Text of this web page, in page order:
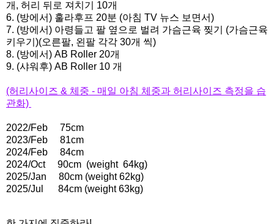
개, 허리 뒤로 져치기 10개
6. (방에서) 훌라후프 20분 (아침 TV 뉴스 보면서)
7. (방에서) 아령들고 팔 옆으로 벌려 가슴근육 찢기 (가슴근육
키우기)(오른팔, 왼팔 각각 30개 씩)
8. (방에서) AB Roller 20개
9. (샤워후) AB Roller 10 개
(허리사이즈 & 체중 - 매일 아침 체중과 허리사이즈 측정을 습
관화)
2022/Feb
75cm
2023/Feb
81cm
2024/Feb
84cm
2024/Oct
90cm (weight 64kg)
2025/Jan 80cm (weight 62kg)
2025/Jul 84cm (weight 63kg)